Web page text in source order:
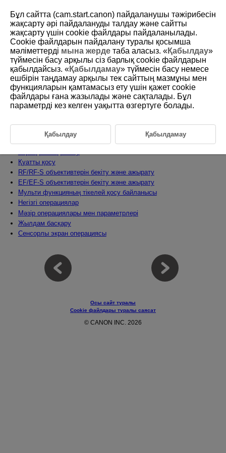
D388-015
Дайындық және негізгі
операциялар
Бұл тарауда түсіруді бастаудың алдындағы дайындық қадамдары
және камераның негізгі операциялары сипатталады.
Батареяларды салу/шығарып алу
Карталарды салу/шығарып алу
Қуатты қосу
RF/RF-S объективтерін бекіту және ажырату
EF/EF-S объективтерін бекіту және ажырату
Мульти функцияның тікелей қосу байланысы
Негізгі операциялар
Мәзір операциялары мен параметрлері
Жылдам басқару
Сенсорлы экран операциясы
Осы сайт туралы
Cookie файлдары туралы саясат
© CANON INC. 2026
Бұл сайтта (cam.start.canon) пайдаланушы тәжірибесін
жақсарту әрі пайдалануды талдау және сайтты
жақсарту үшін сookie файлдары пайдаланылады.
Cookie файлдарын пайдалану туралы қосымша
мәліметтерді мына жерде таба аласыз. «Қабылдау»
түймесін басу арқылы сіз барлық cookie файлдарын
қабылдайсыз. «Қабылдамау» түймесін басу немесе
ешбірін таңдамау арқылы тек сайттың мазмұны мен
функцияларын қамтамасыз ету үшін қажет cookie
файлдары ғана жазылады және сақталады. Бұл
параметрді кез келген уақытта өзгертуге болады.
Қабылдау Қабылдамау